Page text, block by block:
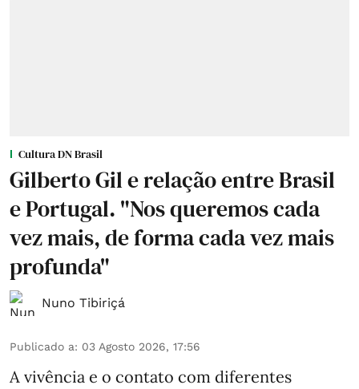
Cultura DN Brasil
Gilberto Gil e relação entre Brasil
e Portugal. "Nos queremos cada
vez mais, de forma cada vez mais
profunda"
Nuno Tibiriçá
Publicado a: 03 Agosto 2026, 17:56
A vivência e o contato com diferentes